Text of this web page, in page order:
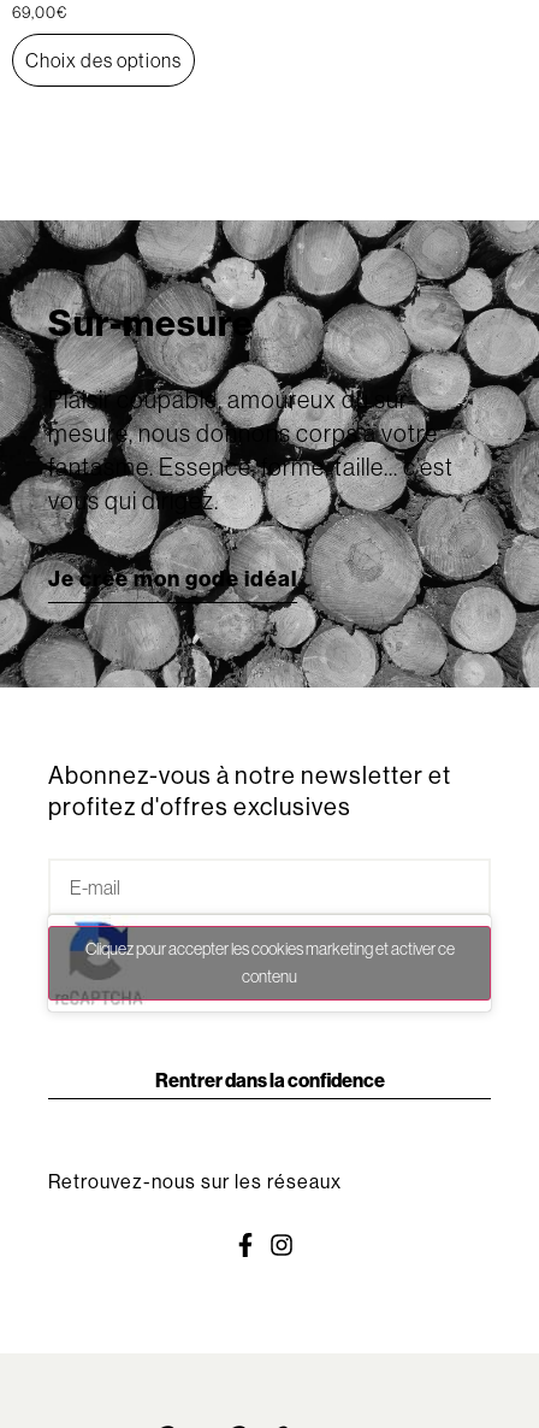
69,00€
Choix des options
Sur-mesure
Plaisir coupable, amoureux du sur-
mesure, nous donnons corps à votre
fantasme. Essence, forme, taille... c’est
vous qui dirigez.
Je crée mon gode idéal
Abonnez-vous à notre newsletter et
profitez d'offres exclusives
Cliquez pour accepter les cookies marketing et activer ce
contenu
Rentrer dans la confidence
Retrouvez-nous sur les réseaux